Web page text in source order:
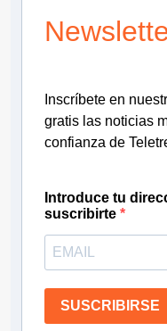
Inscríbete en
gratis las noticias
confianza de
Introduce tu
suscribirte
SUSCRIBIRSE